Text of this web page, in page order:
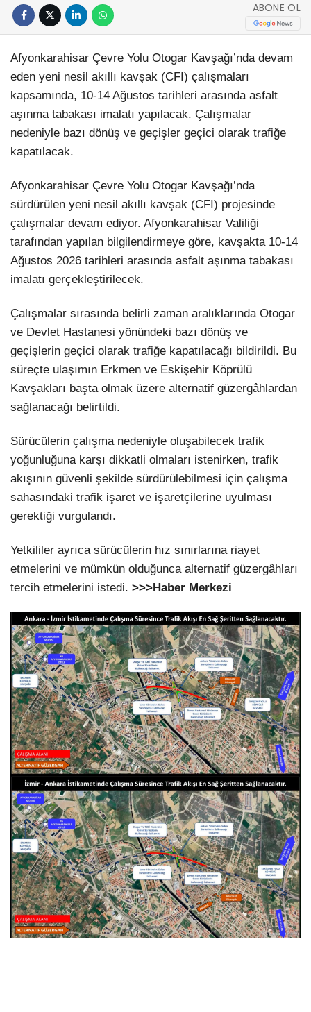
ABONE OL
Afyonkarahisar Çevre Yolu Otogar Kavşağı’nda devam
eden yeni nesil akıllı kavşak (CFI) çalışmaları
kapsamında, 10-14 Ağustos tarihleri arasında asfalt
aşınma tabakası imalatı yapılacak. Çalışmalar
nedeniyle bazı dönüş ve geçişler geçici olarak trafiğe
kapatılacak.
Afyonkarahisar Çevre Yolu Otogar Kavşağı’nda
sürdürülen yeni nesil akıllı kavşak (CFI) projesinde
çalışmalar devam ediyor. Afyonkarahisar Valiliği
tarafından yapılan bilgilendirmeye göre, kavşakta 10-14
Ağustos 2026 tarihleri arasında asfalt aşınma tabakası
imalatı gerçekleştirilecek.
Çalışmalar sırasında belirli zaman aralıklarında Otogar
ve Devlet Hastanesi yönündeki bazı dönüş ve
geçişlerin geçici olarak trafiğe kapatılacağı bildirildi. Bu
süreçte ulaşımın Erkmen ve Eskişehir Köprülü
Kavşakları başta olmak üzere alternatif güzergâhlardan
sağlanacağı belirtildi.
Sürücülerin çalışma nedeniyle oluşabilecek trafik
yoğunluğuna karşı dikkatli olmaları istenirken, trafik
akışının güvenli şekilde sürdürülebilmesi için çalışma
sahasındaki trafik işaret ve işaretçilerine uyulması
gerektiği vurgulandı.
Yetkililer ayrıca sürücülerin hız sınırlarına riayet
etmelerini ve mümkün olduğunca alternatif güzergâhları
tercih etmelerini istedi. >>>Haber Merkezi